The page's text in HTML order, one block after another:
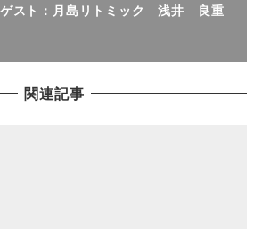
スト：月島リトミック 浅井 良重
関連記事